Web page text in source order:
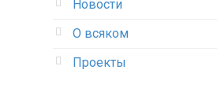
Новости
О всяком
Проекты